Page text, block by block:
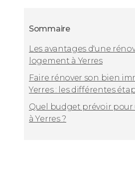
Sommaire
Les avantages d'une
logement à Yerres
Faire rénover son bien
Yerres : les différentes
Quel budget prévoir
à Yerres ?